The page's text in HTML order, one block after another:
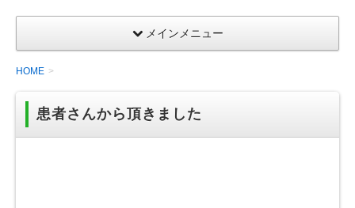
メインメニュー
HOME
患者さんから頂きました